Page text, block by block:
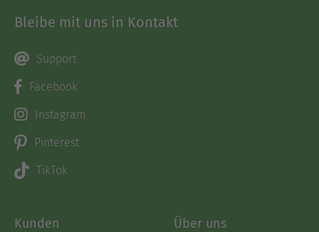
Bleibe mit uns in Kontakt
Support
Facebook
Instagram
Pinterest
TikTok
Kunden Über uns